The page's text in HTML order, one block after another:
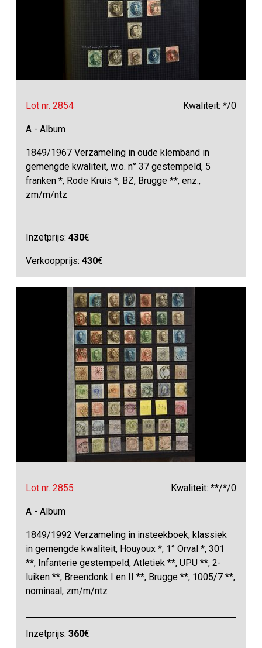
Lot nr. 2854 Kwaliteit: */0
A - Album
1849/1967 Verzameling in oude klemband in
gemengde kwaliteit, w.o. n° 37 gestempeld, 5
franken *, Rode Kruis *, BZ, Brugge **, enz.,
zm/m/ntz
Inzetprijs:430€
Verkoopprijs:430€
Lot nr. 2855 Kwaliteit: **/*/0
A - Album
1849/1992 Verzameling in insteekboek, klassiek
in gemengde kwaliteit, Houyoux *, 1° Orval *, 301
**, Infanterie gestempeld, Atletiek **, UPU **, 2-
luiken **, Breendonk I en II **, Brugge **, 1005/7 **,
nominaal, zm/m/ntz
Inzetprijs:360€